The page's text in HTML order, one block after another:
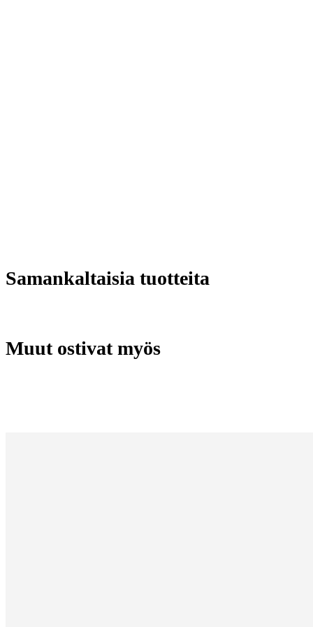
Samankaltaisia tuotteita
Muut ostivat myös